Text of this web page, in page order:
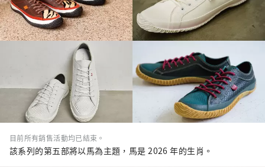
目前所有銷售活動均已結束。
該系列的第五部將以馬為主題，馬是 2026 年的生肖。